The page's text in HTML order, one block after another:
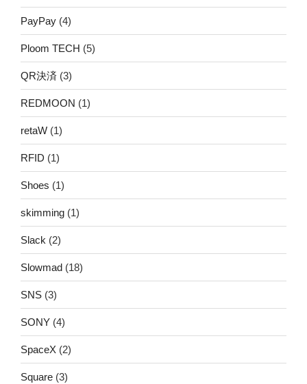
PayPay (4)
Ploom TECH (5)
QR決済 (3)
REDMOON (1)
retaW (1)
RFID (1)
Shoes (1)
skimming (1)
Slack (2)
Slowmad (18)
SNS (3)
SONY (4)
SpaceX (2)
Square (3)